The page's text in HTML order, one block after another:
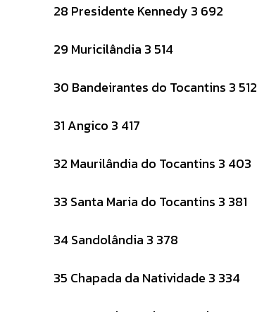
28 Presidente Kennedy 3 692
29 Muricilândia 3 514
30 Bandeirantes do Tocantins 3 512
31 Angico 3 417
32 Maurilândia do Tocantins 3 403
33 Santa Maria do Tocantins 3 381
34 Sandolândia 3 378
35 Chapada da Natividade 3 334